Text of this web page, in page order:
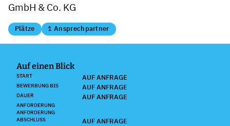
GmbH & Co. KG
Plätze 1 Ansprechpartner
Auf einen Blick
START AUF ANFRAGE
BEWERBUNG BIS AUF ANFRAGE
DAUER AUF ANFRAGE
ANFORDERUNG
ANFORDERUNG
ABSCHLUSS
AUF ANFRAGE